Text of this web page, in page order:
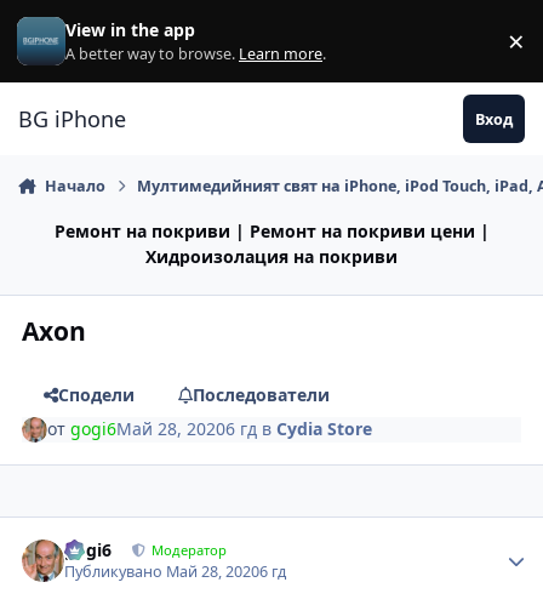
Премини към съдържанието
View in the app
A better way to browse. Learn more. ×
BG iPhone Вход
Начало Мултимедийният свят на iPhone, iPod Touch, iPad,
Ремонт на покриви | Ремонт на покриви цени |
Хидроизолация на покриви
Axon
Сподели
Последователи
отgogi6Май 28, 20206 гд вCydia Store
gogi6 Модератор
Публикувано Май 28, 20206 гд